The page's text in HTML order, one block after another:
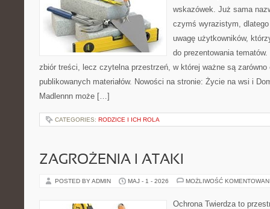
wskazówek. Już sama
czymś wyrazistym,
uwagę użytkowników,
do prezentowania
zbiór treści, lecz czytelna przestrzeń, w której ważne są
publikowanych materiałów. Nowości na stronie: Życie na wsi i
Madlennn może […]
CATEGORIES: RODZICE I ICH ROLA
ZAGROŻENIA I ATAKI
POSTED BY ADMIN MAJ - 1 - 2026 MOŻLIWOŚĆ
Ochrona Twierdza to